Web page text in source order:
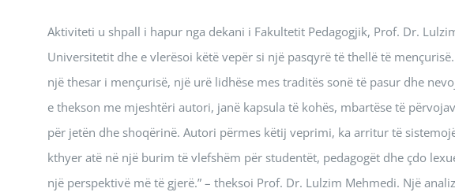
Aktiviteti u shpall i hapur nga dekani i Fakultetit Pedagogjik, Prof. Dr.
Universitetit dhe e vlerësoi këtë vepër si një pasqyrë të thellë të
një thesar i mençurisë, një urë lidhëse mes traditës sonë të pasur dhe
e thekson me mjeshtëri autori, janë kapsula të kohës, mbartëse të
për jetën dhe shoqërinë. Autori përmes këtij veprimi, ka arritur të
kthyer atë në një burim të vlefshëm për studentët, pedagogët dhe çdo
një perspektivë më të gjerë.” – theksoi Prof. Dr. Lulzim Mehmedi. Një